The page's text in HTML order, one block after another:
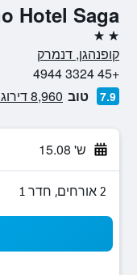
Hotel Saga
2 כוכבים
קופנהגן, דנמרק
+45 3324 4944
7.9 טוב 8,960 דירוגים מאומתים
ש' 15.08
2 אורחים, חדר 1